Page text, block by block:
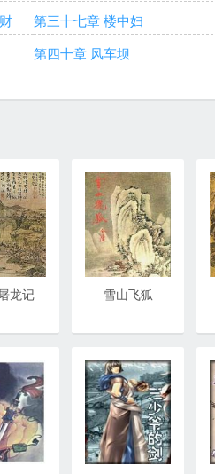
第三十七章 楼中妇
第四十章 风车坝
龙记 雪山飞狐